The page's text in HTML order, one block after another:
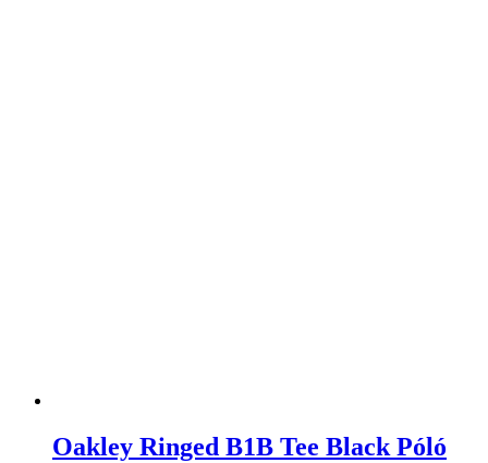
Oakley Ringed B1B Tee Black Póló